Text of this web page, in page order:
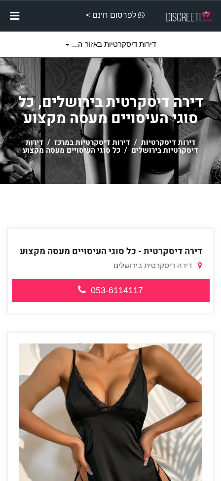
לפרסום חינם >
דירות דיסקרטיות באזור ה...
דירה דיסקרטית בירושלים, כל
סוגי העיסויים מעסה מקצוע
דירות דיסקרטיות / דירות דיסקרטיות במרכז/ דירות
דיסקרטיות בירושלים / כל סוגי העיסויים מעסה מקצוע
דירה דיסקרטית - כל סוגי העיסויים מעסה מקצוע
דירה דיסקרטית בירושלים
053-6114117